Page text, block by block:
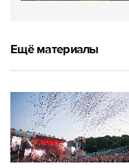
Ещё материалы